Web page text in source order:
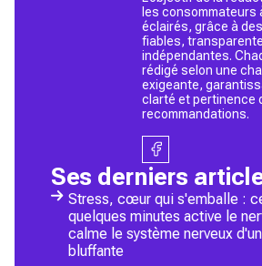
les consommateurs
éclairés, grâce à
fiables,
indépendantes.
rédigé selon une
exigeante,
clarté et pertinence
recommandations.
Ses derniers
Stress, cœur qui s'emballe :
quelques minutes active le
calme le système nerveux
bluffante